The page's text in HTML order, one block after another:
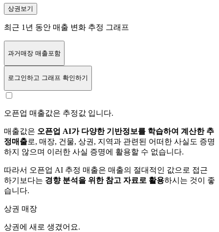
상권보기
최근 1년 동안 매출 변화 추정 그래프
과거매장 매출포함
로그인하고 그래프 확인하기
오픈업 매출값은 추정값 입니다.
매출값은 오픈업 AI가 다양한 기반정보를 학습하여 계산한 추
정매출로, 매장, 건물, 상권, 지역과 관련된 어떠한 사실도 증명
하지 않으며 이러한 사실 증명에 활용할 수 없습니다.
따라서 오픈업 AI 추정 매출은 매출의 절대적인 값으로 접근
하기보다는 경향 분석을 위한 참고 자료로 활용하시는 것이 좋
습니다.
상권 매장
상권에 새로 생겼어요.